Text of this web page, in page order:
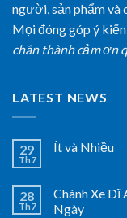
người, sản phẩm và
Mọi đóng góp ý
chân thành cảm ơn
LATEST NEWS
29
Th7
Ít và Nhiều
28
Th7
Chành Xe Dĩ
Ngày